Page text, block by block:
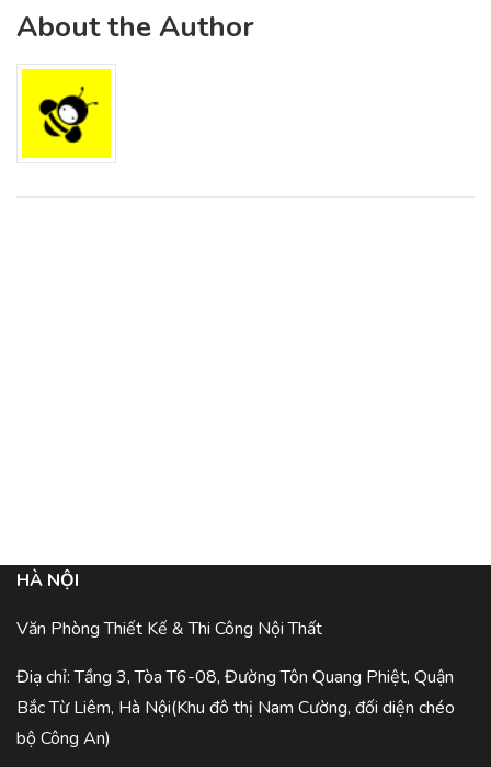
About the Author
HÀ NỘI
Văn Phòng Thiết Kế & Thi Công Nội Thất
Điạ chỉ: Tầng 3, Tòa T6-08, Đường Tôn Quang Phiệt, Quận
Bắc Từ Liêm, Hà Nội(Khu đô thị Nam Cường, đối diện chéo
bộ Công An)